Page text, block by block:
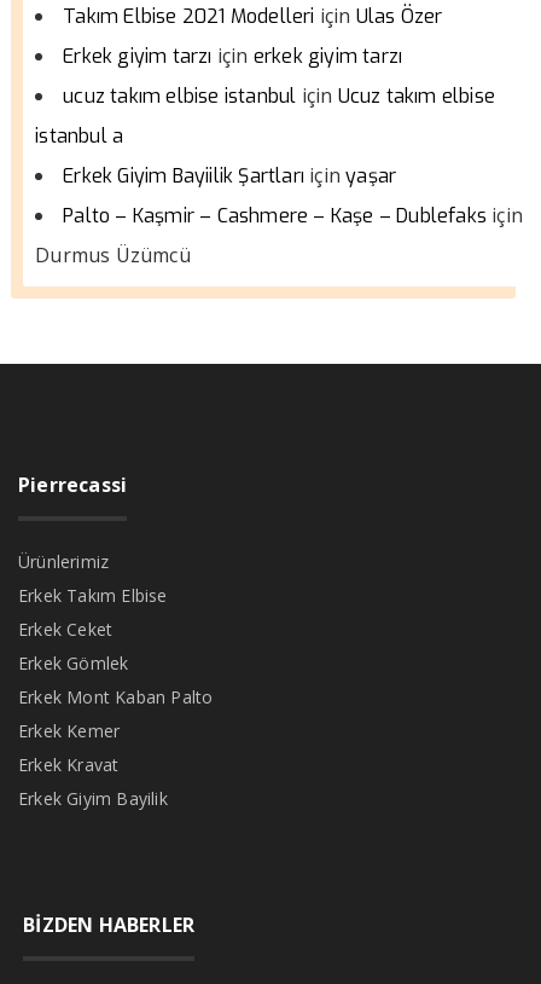
Takım Elbise 2021 Modelleri için Ulas Özer
Erkek giyim tarzı için erkek giyim tarzı
ucuz takım elbise istanbul için Ucuz takım elbise
istanbul a
Erkek Giyim Bayiilik Şartları içinyaşar
Palto – Kaşmir – Cashmere – Kaşe – Dublefaks için
Durmus Üzümcü
Pierrecassi
Ürünlerimiz
Erkek Takım Elbise
Erkek Ceket
Erkek Gömlek
Erkek Mont Kaban Palto
Erkek Kemer
Erkek Kravat
Erkek Giyim Bayilik
BİZDEN HABERLER